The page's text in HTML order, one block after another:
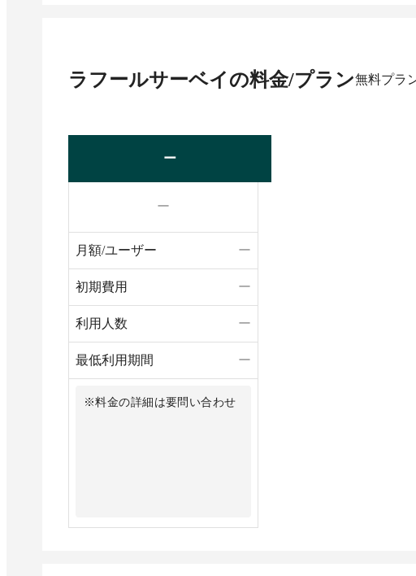
ラフールサーベイの料金/プラン無料プラ
ー
ー
月額/ユーザー ー
初期費用 ー
利用人数 ー
最低利用期間 ー
※料金の詳細は要問い合わせ